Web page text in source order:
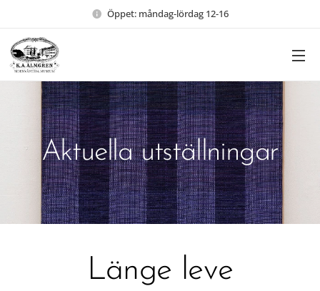
Öppet: måndag-lördag 12-16
Aktuella utställningar
Länge leve